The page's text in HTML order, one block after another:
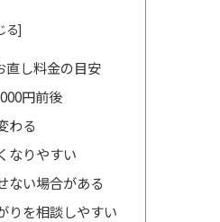
直し料金の目安
円前後
わる
なりやすい
ない場合がある
りを相談しやすい